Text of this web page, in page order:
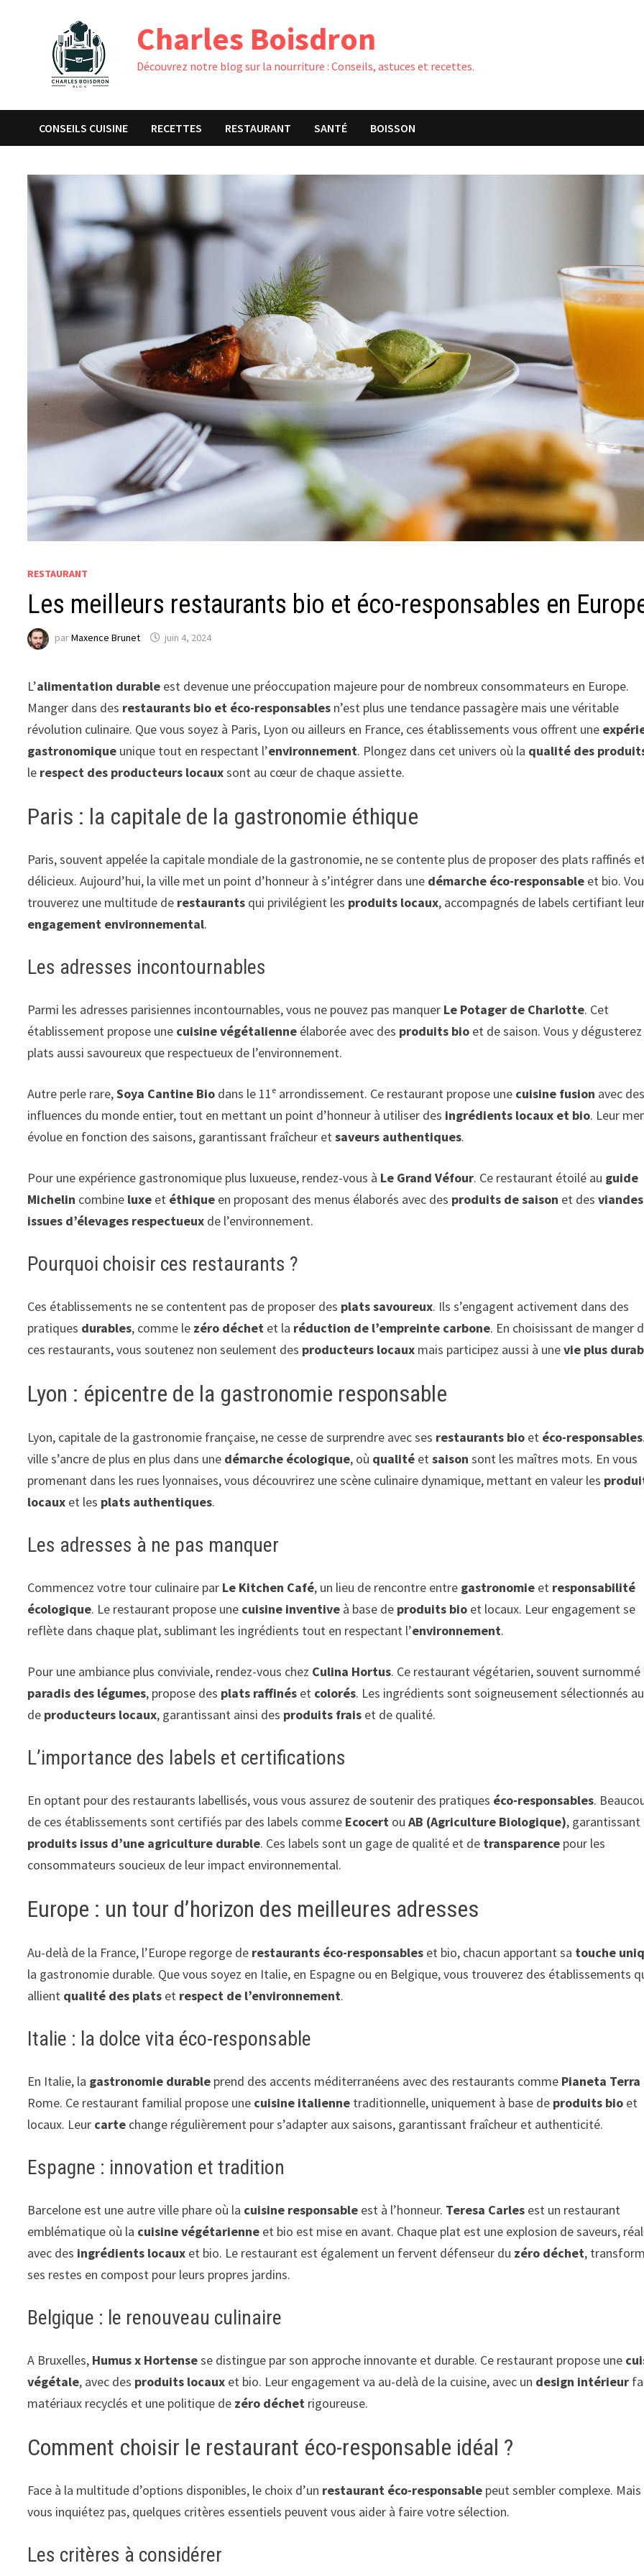
Charles Boisdron
Découvrez notre blog sur la nourriture : Conseils, astuces et recettes.
CONSEILS CUISINE RECETTES RESTAURANT SANTÉ BOISSON
RESTAURANT
Les meilleurs restaurants bio et éco-responsables en
parMaxence Brunet juin 4, 2024
L’alimentation durable est devenue une préoccupation majeure pour de nombreux consommateurs en Europe.
Manger dans des restaurants bio et éco-responsables n’est plus une tendance passagère mais une véritable
révolution culinaire. Que vous soyez à Paris, Lyon ou ailleurs en France, ces établissements vous offrent une
gastronomique unique tout en respectant l’environnement. Plongez dans cet univers où la qualité des
le respect des producteurs locauxsont au cœur de chaque assiette.
Paris : la capitale de la gastronomie éthique
Paris, souvent appelée la capitale mondiale de la gastronomie, ne se contente plus de proposer des plats raffinés
délicieux. Aujourd’hui, la ville met un point d’honneur à s’intégrer dans une démarche éco-responsable et bio.
trouverez une multitude de restaurants qui privilégient les produits locaux, accompagnés de labels certifiant
engagement environnemental.
Les adresses incontournables
Parmi les adresses parisiennes incontournables, vous ne pouvez pas manquer Le Potager de Charlotte. Cet
établissement propose une cuisine végétalienne élaborée avec des produits bio et de saison. Vous y
plats aussi savoureux que respectueux de l’environnement.
Autre perle rare,Soya Cantine Bio dans le 11ᵉ arrondissement. Ce restaurant propose une cuisine fusion avec des
influences du monde entier, tout en mettant un point d’honneur à utiliser des ingrédients locaux et bio. Leur
évolue en fonction des saisons, garantissant fraîcheur etsaveurs authentiques.
Pour une expérience gastronomique plus luxueuse, rendez-vous à Le Grand Véfour. Ce restaurant étoilé au guide
Michelin combine luxe et éthique en proposant des menus élaborés avec des produits de saison et desviandes
issues d’élevages respectueux de l’environnement.
Pourquoi choisir ces restaurants ?
Ces établissements ne se contentent pas de proposer des plats savoureux. Ils s’engagent activement dans des
pratiques durables, comme le zéro déchet et la réduction de l’empreinte carbone. En choisissant de manger
ces restaurants, vous soutenez non seulement des producteurs locaux mais participez aussi à unevie plus
Lyon : épicentre de la gastronomie responsable
Lyon, capitale de la gastronomie française, ne cesse de surprendre avec ses restaurants bio et éco-responsables
ville s’ancre de plus en plus dans une démarche écologique, où qualité etsaison sont les maîtres mots. En vous
promenant dans les rues lyonnaises, vous découvrirez une scène culinaire dynamique, mettant en valeur les
locaux et les plats authentiques.
Les adresses à ne pas manquer
Commencez votre tour culinaire par Le Kitchen Café, un lieu de rencontre entre gastronomie et responsabilité
écologique. Le restaurant propose une cuisine inventive à base de produits bio et locaux. Leur engagement se
reflète dans chaque plat, sublimant les ingrédients tout en respectant l’environnement.
Pour une ambiance plus conviviale, rendez-vous chez Culina Hortus. Ce restaurant végétarien, souvent surnommé
paradis des légumes, propose des plats raffinés et colorés. Les ingrédients sont soigneusement sélectionnés
de producteurs locaux, garantissant ainsi des produits frais et de qualité.
L’importance des labels et certifications
En optant pour des restaurants labellisés, vous vous assurez de soutenir des pratiques éco-responsables.
de ces établissements sont certifiés par des labels comme Ecocert ouAB (Agriculture Biologique), garantissant
produits issus d’une agriculture durable. Ces labels sont un gage de qualité et de transparence pour les
consommateurs soucieux de leur impact environnemental.
Europe : un tour d’horizon des meilleures adresses
Au-delà de la France, l’Europe regorge de restaurants éco-responsables et bio, chacun apportant sa touche
la gastronomie durable. Que vous soyez en Italie, en Espagne ou en Belgique, vous trouverez des établissements
allient qualité des plats et respect de l’environnement.
Italie : la dolce vita éco-responsable
En Italie, la gastronomie durable prend des accents méditerranéens avec des restaurants comme Pianeta Terra
Rome. Ce restaurant familial propose une cuisine italienne traditionnelle, uniquement à base de produits bio et
locaux. Leur carte change régulièrement pour s’adapter aux saisons, garantissant fraîcheur et authenticité.
Espagne : innovation et tradition
Barcelone est une autre ville phare où la cuisine responsable est à l’honneur. Teresa Carles est un restaurant
emblématique où la cuisine végétarienne et bio est mise en avant. Chaque plat est une explosion de saveurs,
avec des ingrédients locaux et bio. Le restaurant est également un fervent défenseur du zéro déchet,
ses restes en compost pour leurs propres jardins.
Belgique : le renouveau culinaire
A Bruxelles, Humus x Hortensese distingue par son approche innovante et durable. Ce restaurant propose une
végétale, avec des produits locaux et bio. Leur engagement va au-delà de la cuisine, avec un design intérieur
matériaux recyclés et une politique de zéro déchet rigoureuse.
Comment choisir le restaurant éco-responsable idéal ?
Face à la multitude d’options disponibles, le choix d’un restaurant éco-responsable peut sembler complexe. Mais
vous inquiétez pas, quelques critères essentiels peuvent vous aider à faire votre sélection.
Les critères à considérer